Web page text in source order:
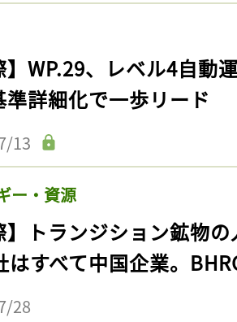
】WP.29、レベル4自動
準詳細化で一歩リード
13
ー・資源
】トランジション鉱物
はすべて中国企業。
28